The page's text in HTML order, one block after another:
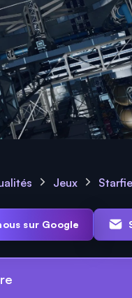
Jeux
sur Google